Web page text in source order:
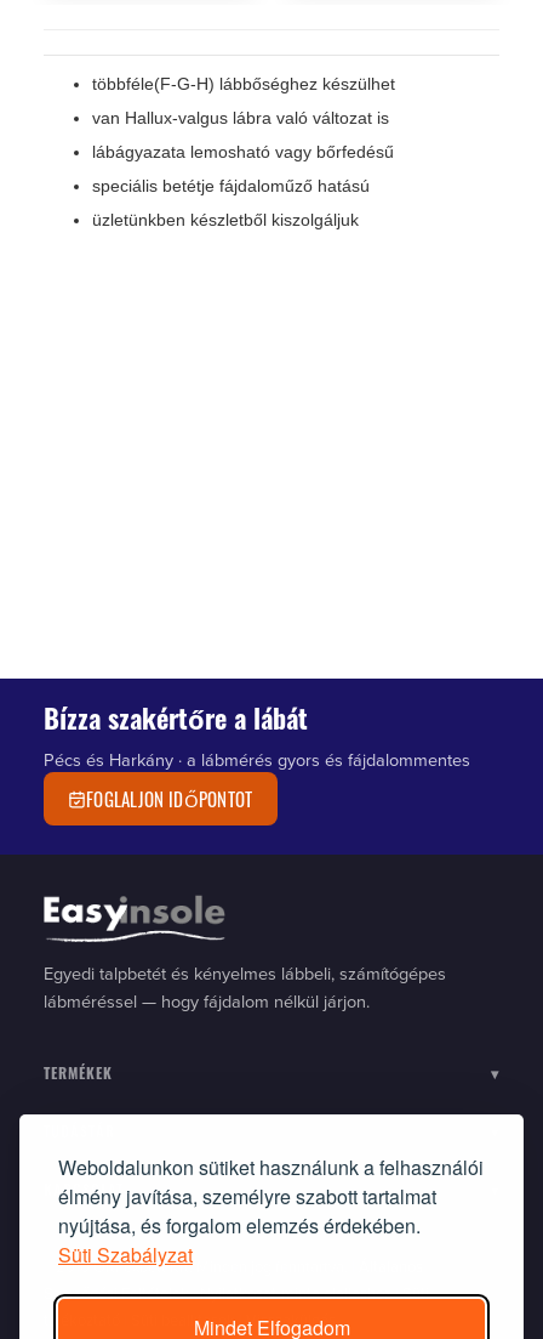
Weboldalunkon sütiket használunk a felhasználói
élmény javítása, személyre szabott tartalmat
nyújtása, és forgalom elemzés érdekében.
Süti Szabályzat
Mindet Elfogadom
többféle(F-G-H) lábbőséghez készülhet
van Hallux-valgus lábra való változat is
lábágyazata lemosható vagy bőrfedésű
speciális betétje fájdaloműző hatású
üzletünkben készletből kiszolgáljuk
Bízza szakértőre a lábát
Pécs és Harkány · a lábmérés gyors és fájdalommentes
FOGLALJON IDŐPONTOT
Egyedi talpbetét és kényelmes lábbeli, számítógépes
lábméréssel — hogy fájdalom nélkül járjon.
TERMÉKEK ▾
KAPCSOLAT
©2010 Ortflexbett Kft. Minden jog fenntartva. |
Szerződési Feltételek|Nyilatkozat-minta elálláshoz|Süti
Süti beállítások|Visszaküldés